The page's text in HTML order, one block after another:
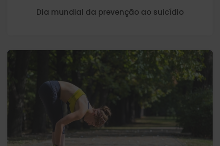
Dia mundial da prevenção ao suicídio